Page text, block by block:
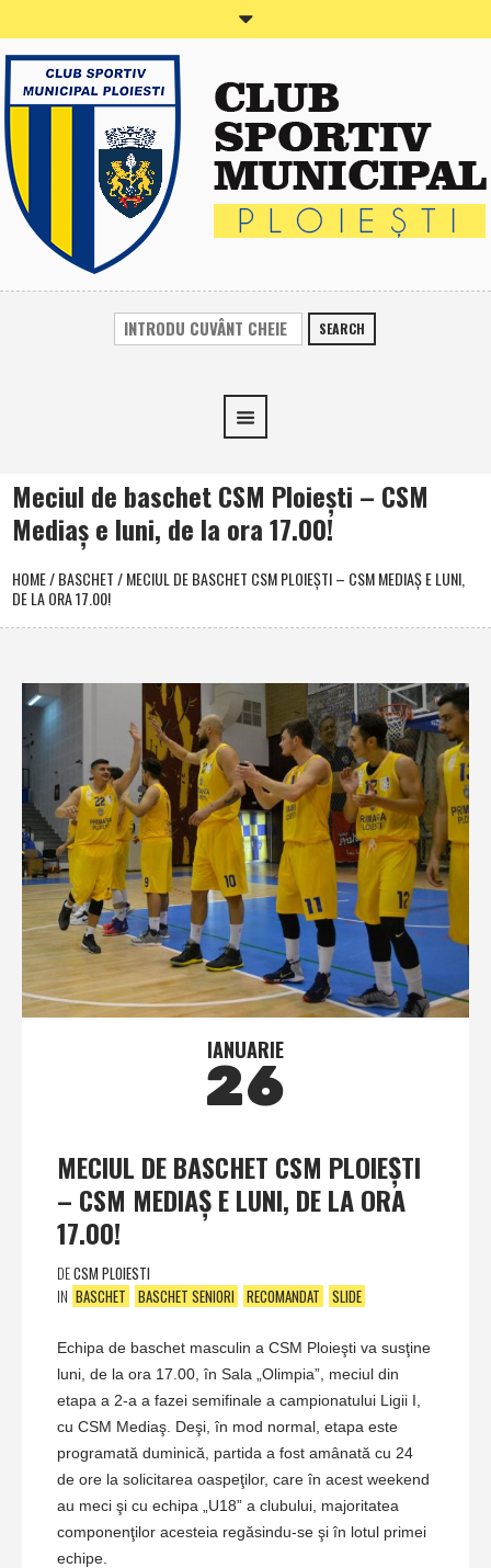
SEARCH
Meciul de baschet CSM Ploieşti – CSM
Mediaş e luni, de la ora 17.00!
HOME/BASCHET/MECIUL DE BASCHET CSM PLOIEŞTI – CSM MEDIAŞ E LUNI,
DE LA ORA 17.00!
IANUARIE
26
MECIUL DE BASCHET CSM PLOIEŞTI
– CSM MEDIAŞ E LUNI, DE LA ORA
17.00!
DECSM PLOIESTI
IN BASCHET BASCHET SENIORI RECOMANDAT SLIDE
Echipa de baschet masculin a CSM Ploieşti va susţine
luni, de la ora 17.00, în Sala „Olimpia”, meciul din
etapa a 2-a a fazei semifinale a campionatului Ligii I,
cu CSM Mediaş. Deşi, în mod normal, etapa este
programată duminică, partida a fost amânată cu 24
de ore la solicitarea oaspeţilor, care în acest weekend
au meci şi cu echipa „U18” a clubului, majoritatea
componenţilor acesteia regăsindu-se şi în lotul primei
echipe.